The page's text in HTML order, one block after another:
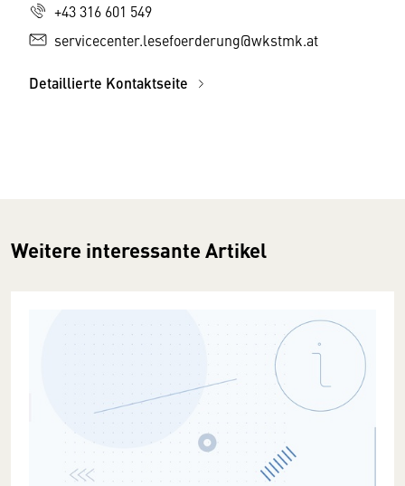
+43 316 601 549
servicecenter.lesefoerderung@wkstmk.at
Detaillierte Kontaktseite
Weitere interessante Artikel